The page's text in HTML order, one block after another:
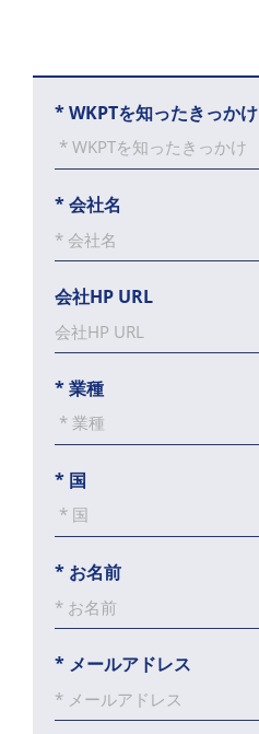
*WKPTを知ったきっかけ
*会社名
会社HP URL
*業種
* 国
* お名前
* メールアドレス